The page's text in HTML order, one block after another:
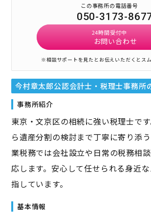
この事務所の電話番号
050-3173-
24時間受付中
お問い合わせ
※相談サポートを見たとお伝えいただくとスム
今村章太郎公認会計士・税理士事務所
事務所紹介
東京・文京区の相続に強い税理士で
ら遺産分割の検討まで丁寧に寄り添
業税務では会社設立や日常の税務相
応します。安心して任せられる身近
指しています。
基本情報